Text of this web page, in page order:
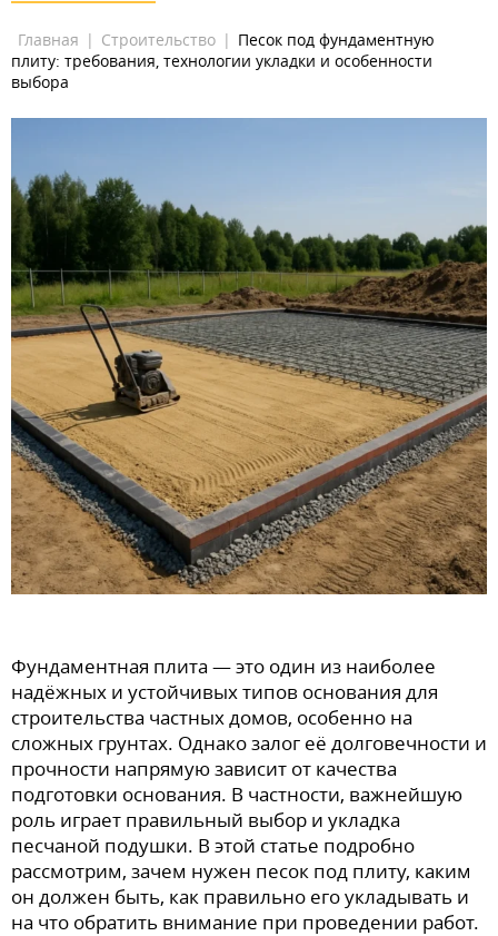
Главная | Строительство | Песок под фундаментную
плиту: требования, технологии укладки и особенности
выбора
Фундаментная плита — это один из наиболее
надёжных и устойчивых типов основания для
строительства частных домов, особенно на
сложных грунтах. Однако залог её долговечности и
прочности напрямую зависит от качества
подготовки основания. В частности, важнейшую
роль играет правильный выбор и укладка
песчаной подушки. В этой статье подробно
рассмотрим, зачем нужен песок под плиту, каким
он должен быть, как правильно его укладывать и
на что обратить внимание при проведении работ.